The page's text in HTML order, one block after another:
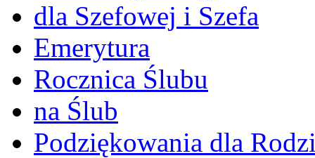
dla Szefowej i Szefa
Emerytura
Rocznica Ślubu
na Ślub
Podziękowania dla